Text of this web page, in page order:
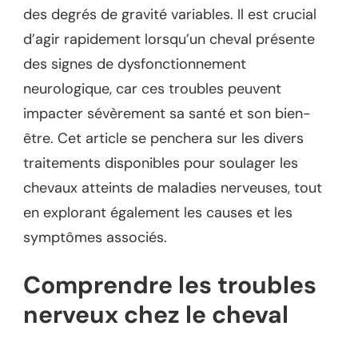
des degrés de gravité variables. Il est crucial
d’agir rapidement lorsqu’un cheval présente
des signes de dysfonctionnement
neurologique, car ces troubles peuvent
impacter sévèrement sa santé et son bien-
être. Cet article se penchera sur les divers
traitements disponibles pour soulager les
chevaux atteints de maladies nerveuses, tout
en explorant également les causes et les
symptômes associés.
Comprendre les troubles
nerveux chez le cheval